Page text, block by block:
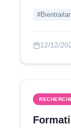
12/12/